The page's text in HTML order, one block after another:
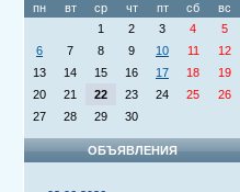
пн вт ср чт пт сб
вс
1
2 3 4
5
6
7 8 9 10 11
12
13
14 15 16 17 18
19
20
21 22 23 24 25
26
27
28 29 30
ОБЪЯВЛЕНИЯ